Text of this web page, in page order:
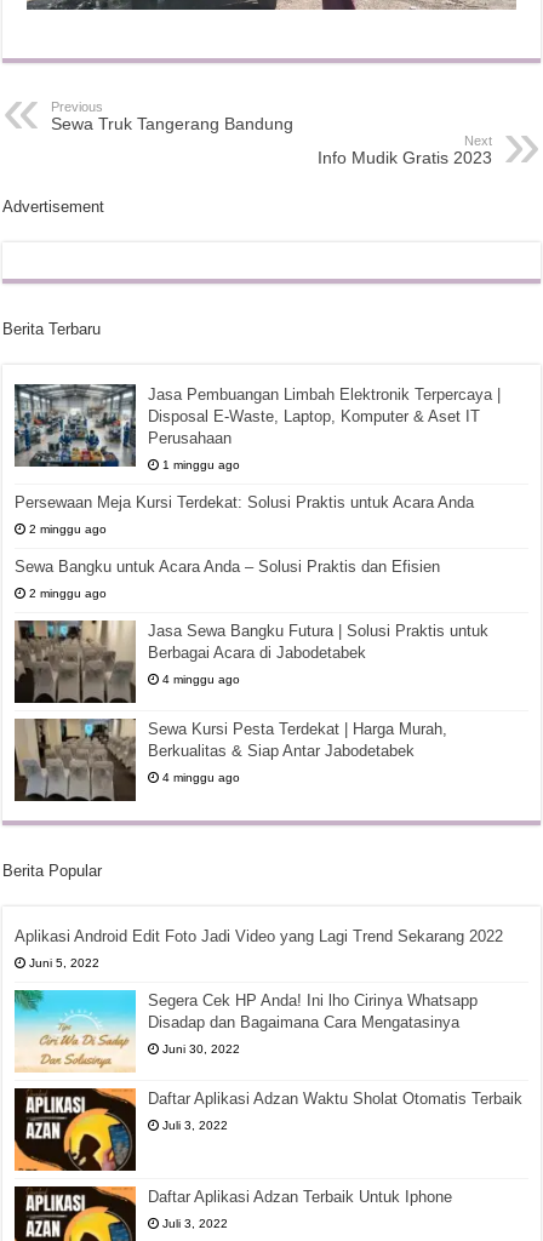
Previous
Sewa Truk Tangerang Bandung
Next
Info Mudik Gratis 2023
Advertisement
Berita Terbaru
Jasa Pembuangan Limbah Elektronik Terpercaya |
Disposal E-Waste, Laptop, Komputer & Aset IT
Perusahaan
1 minggu ago
Persewaan Meja Kursi Terdekat: Solusi Praktis untuk Acara Anda
2 minggu ago
Sewa Bangku untuk Acara Anda – Solusi Praktis dan Efisien
2 minggu ago
Jasa Sewa Bangku Futura | Solusi Praktis untuk
Berbagai Acara di Jabodetabek
4 minggu ago
Sewa Kursi Pesta Terdekat | Harga Murah,
Berkualitas & Siap Antar Jabodetabek
4 minggu ago
Berita Popular
Aplikasi Android Edit Foto Jadi Video yang Lagi Trend Sekarang 2022
Juni 5, 2022
Segera Cek HP Anda! Ini lho Cirinya Whatsapp
Disadap dan Bagaimana Cara Mengatasinya
Juni 30, 2022
Daftar Aplikasi Adzan Waktu Sholat Otomatis Terbaik
Juli 3, 2022
Daftar Aplikasi Adzan Terbaik Untuk Iphone
Juli 3, 2022